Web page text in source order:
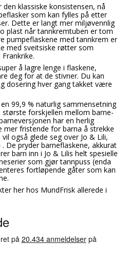
klassiske konsistensen, nå
som kan fylles på etter
Dette er langt mer miljøvennlig
plast når tannkremtuben er tom
pumpeflaskene med tannkrem er
med sveitsiske røtter som
å lagre lenge i flaskene,
deg for at de stivner. Du kan
dosering hver gang takket være
99,9 % naturlig sammensetning
forskjellen mellom barne-
har en herlig
fristende for barna å strekke
også glede seg over Jo & Lili,
. De pryder barneflaskene, akkurat
barn inn i Jo & Lilis helt spesielle
som gjør tannpuss (enda
fortløpende gåter som kan
her hos MundFrisk allerede i